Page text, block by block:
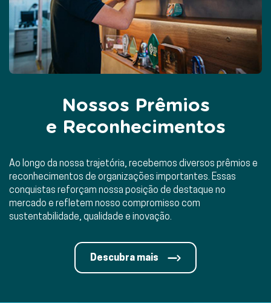
Nossos Prêmios
e Reconhecimentos
Ao longo da nossa trajetória, recebemos diversos prêmios e
reconhecimentos de organizações importantes. Essas
conquistas reforçam nossa posição de destaque no
mercado e refletem nosso compromisso com
sustentabilidade, qualidade e inovação.
Descubra mais